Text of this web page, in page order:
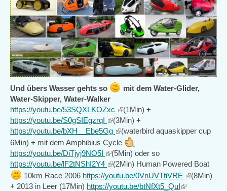
Und übers Wasser gehts so
mit dem Water-Glider,
Water-Skipper, Water-Walker
https://youtu.be/53SQXLKOZxc (link
is
external)
(1Min) +
https://youtu.be/S0gSIEgzrqI (link
is
external)
(3Min) +
https://youtu.be/bXH__Ebe5Gg (link
is
external)
(waterbird aquaskipper cup
6Min) + mit dem Amphibius Cycle
https://youtu.be/DiTjyj9NO5I (link
is
external)
(5Min) oder so
https://youtu.be/lF2tNShI2Y4 (link
is
external)
(2Min) Human Powered Boat
10km Race 2006 https://youtu.be/0VnUVTtiVRE (link
is
(8Min)
+ 2013 in Leer (17Min) https://youtu.be/btNfXt5_QuI(link